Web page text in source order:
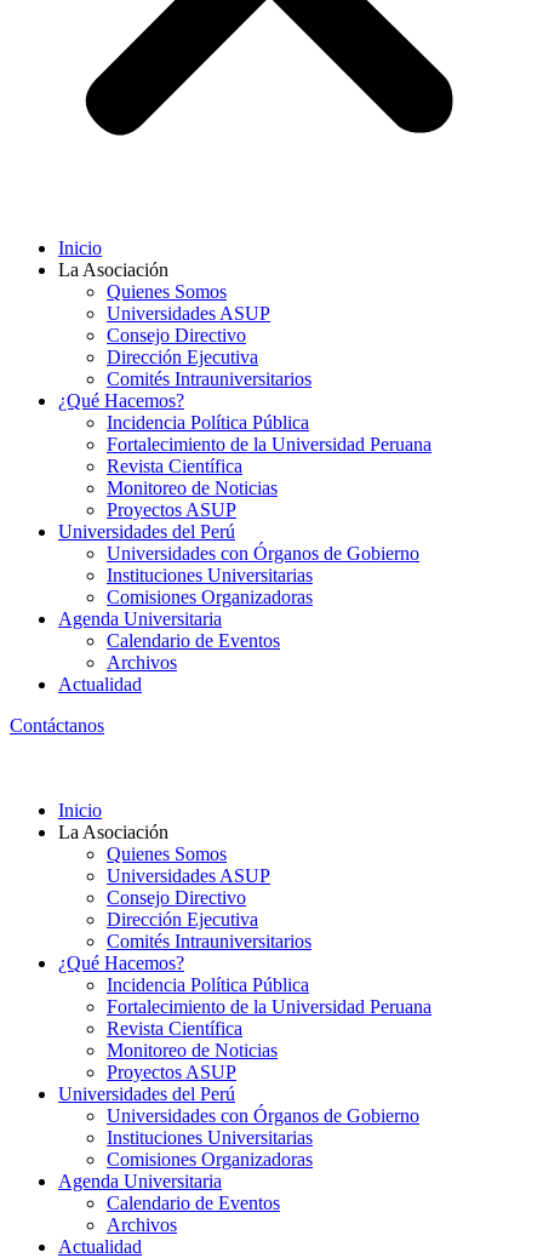
Inicio
La Asociación
Quienes Somos
Universidades ASUP
Consejo Directivo
Dirección Ejecutiva
Comités Intrauniversitarios
¿Qué Hacemos?
Incidencia Política Pública
Fortalecimiento de la Universidad Peruana
Revista Científica
Monitoreo de Noticias
Proyectos ASUP
Universidades del Perú
Universidades con Órganos de Gobierno
Instituciones Universitarias
Comisiones Organizadoras
Agenda Universitaria
Calendario de Eventos
Archivos
Actualidad
Contáctanos
Inicio
La Asociación
Quienes Somos
Universidades ASUP
Consejo Directivo
Dirección Ejecutiva
Comités Intrauniversitarios
¿Qué Hacemos?
Incidencia Política Pública
Fortalecimiento de la Universidad Peruana
Revista Científica
Monitoreo de Noticias
Proyectos ASUP
Universidades del Perú
Universidades con Órganos de Gobierno
Instituciones Universitarias
Comisiones Organizadoras
Agenda Universitaria
Calendario de Eventos
Archivos
Actualidad